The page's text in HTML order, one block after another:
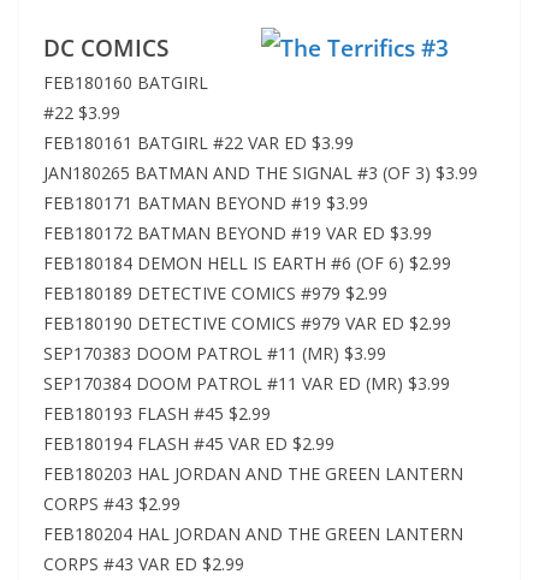
DC COMICS
FEB180160 BATGIRL
#22 $3.99
FEB180161 BATGIRL #22 VAR ED $3.99
JAN180265 BATMAN AND THE SIGNAL #3 (OF 3) $3.99
FEB180171 BATMAN BEYOND #19 $3.99
FEB180172 BATMAN BEYOND #19 VAR ED $3.99
FEB180184 DEMON HELL IS EARTH #6 (OF 6) $2.99
FEB180189 DETECTIVE COMICS #979 $2.99
FEB180190 DETECTIVE COMICS #979 VAR ED $2.99
SEP170383 DOOM PATROL #11 (MR) $3.99
SEP170384 DOOM PATROL #11 VAR ED (MR) $3.99
FEB180193 FLASH #45 $2.99
FEB180194 FLASH #45 VAR ED $2.99
FEB180203 HAL JORDAN AND THE GREEN LANTERN
CORPS #43 $2.99
FEB180204 HAL JORDAN AND THE GREEN LANTERN
CORPS #43 VAR ED $2.99